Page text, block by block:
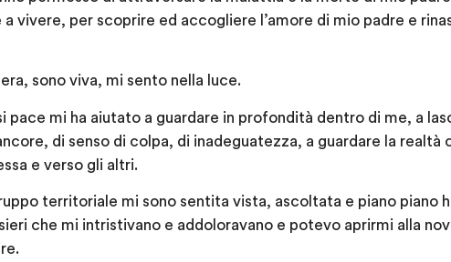
vivere, per scoprire ed accogliere l’amore di mio padre e
sono viva, mi sento nella luce.
pace mi ha aiutato a guardare in profondità dentro di me, a
di senso di colpa, di inadeguatezza, a guardare la realtà
e verso gli altri.
territoriale mi sono sentita vista, ascoltata e piano piano
che mi intristivano e addoloravano e potevo aprirmi alla